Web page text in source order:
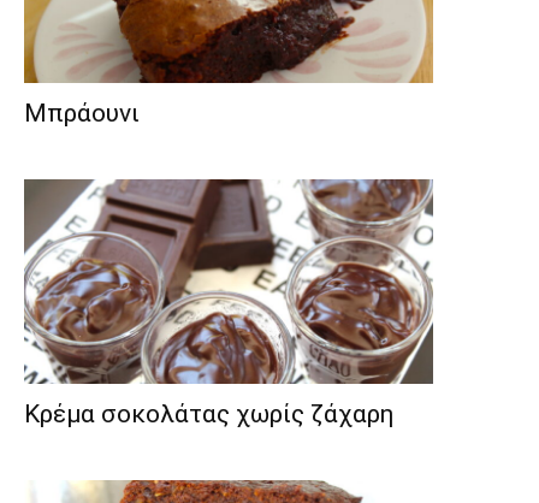
Μπράουνι
Κρέμα σοκολάτας χωρίς ζάχαρη